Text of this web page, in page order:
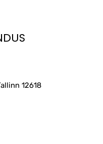
12618